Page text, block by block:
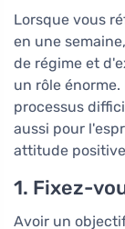
Lorsque vous
en une
de régime et
un rôle
processus
aussi pour
attitude
1. Fixez-
Avoir un